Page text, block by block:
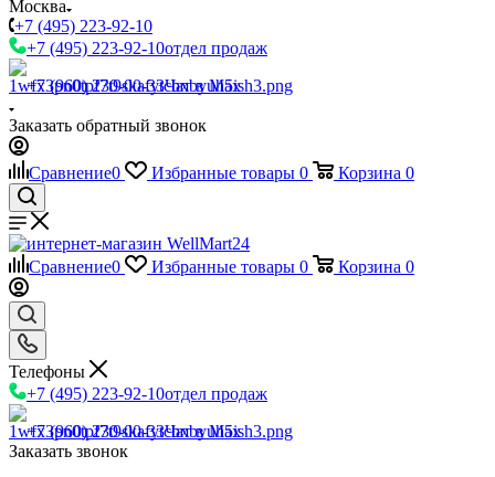
Москва
+7 (495) 223-92-10
+7 (495) 223-92-10отдел продаж
+7 (960) 230-00-33Чат в Max
Заказать обратный звонок
Сравнение0 Избранные товары 0 Корзина 0
Сравнение0 Избранные товары 0 Корзина 0
Телефоны
+7 (495) 223-92-10отдел продаж
+7 (960) 230-00-33Чат в Max
Заказать звонок